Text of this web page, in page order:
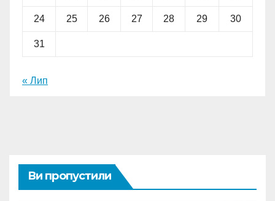
24 25 26 27 28 29 30
31
« Лип
Ви пропустили